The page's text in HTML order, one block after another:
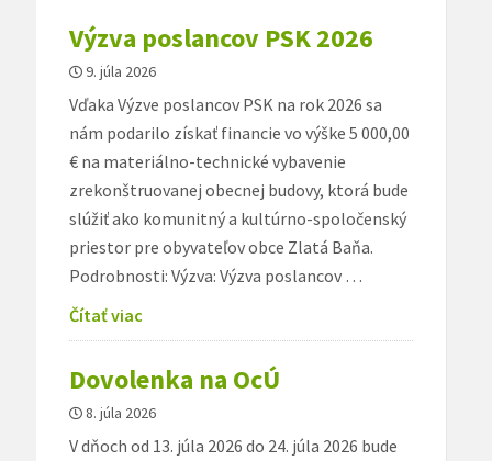
Výzva poslancov PSK 2026
9. júla 2026
Vďaka Výzve poslancov PSK na rok 2026 sa
nám podarilo získať financie vo výške 5 000,00
€ na materiálno-technické vybavenie
zrekonštruovanej obecnej budovy, ktorá bude
slúžiť ako komunitný a kultúrno-spoločenský
priestor pre obyvateľov obce Zlatá Baňa.
Podrobnosti: Výzva: Výzva poslancov …
Čítať viac
Dovolenka na OcÚ
8. júla 2026
V dňoch od 13. júla 2026 do 24. júla 2026 bude